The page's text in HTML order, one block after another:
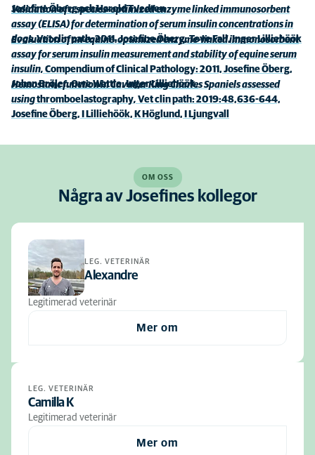
Josefine Öberg och Harold Tvedten
Validation of a species-optimized enzyme linked immunosorbent
assay (ELISA) for determination of serum insulin concentrations in
dogs, Vet clin path: 2011, Josefine Öberg, Tove Fall, Inger Lilliehöök
Evaluation of an equine-optimized enzyme-linked immonosorbent
assay for serum insulin measurement and stability of equine serum
insulin, Compendium of Clinical Pathology: 2011, Josefine Öberg,
Johan Bröjer, Owe Wattle, Inger Lilliehöök.
Hemostatic function in Cavalier King Charles Spaniels assessed
usingthromboelastography, Vet clin path: 2019:48,636-644,
Josefine Öberg, I Lilliehöök, K Höglund, I Ljungvall
OM OSS
Några av Josefines kollegor
LEG. VETERINÄR
Alexandre
Legitimerad veterinär
Mer om
LEG. VETERINÄR
Camilla K
Legitimerad veterinär
Mer om